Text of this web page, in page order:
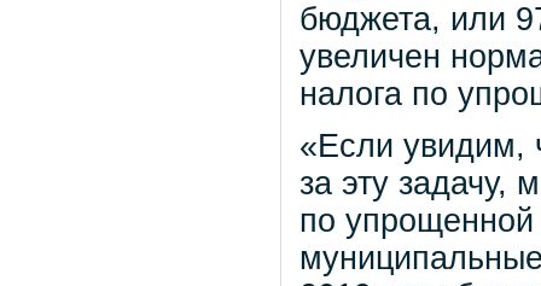
бюджета, или
увеличен
налога по
«Если увидим,
за эту задачу,
по упрощенной